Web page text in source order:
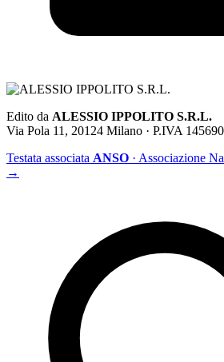
Edito da ALESSIO IPPOLITO S.R.L.
Via Pola 11, 20124 Milano · P.IVA
Testata associata ANSO · Associazione
→